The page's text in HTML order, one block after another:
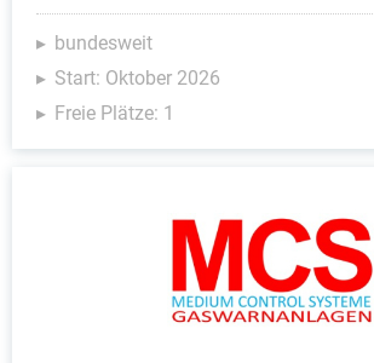
bundesweit
Start: Oktober 2026
Freie Plätze: 1